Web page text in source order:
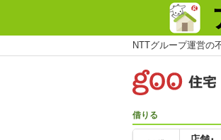
NTTグループ運営の
借りる